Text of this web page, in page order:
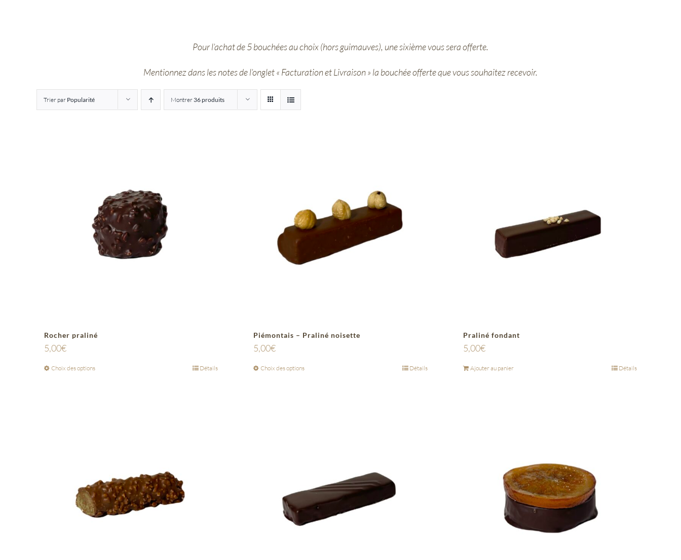
Pour l’achat de 5 bouchées au choix (hors guimauves), une sixième vous sera offerte.
Mentionnez dans les notes de l’onglet « Facturation et Livraison » la bouchée offerte que vous souhaitez recevoir.
Trier par Popularité Montrer 36 produits
Rocher praliné
5,00€
Choix des options Détails
Piémontais – Praliné noisette
5,00€
Choix des options Détails
Praliné fondant
5,00€
Ajouter au panier Détails